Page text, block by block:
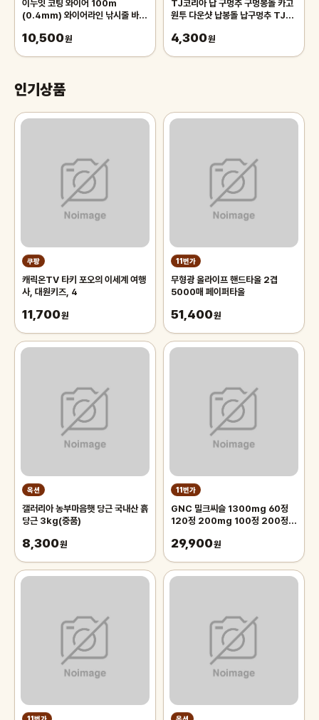
이누잇 코팅 와이어 100m
(0.4mm) 와이어라인 낚시줄 바다
10,500원
TJ코리아 납 구멍추 구멍봉돌 카고
원투 다운샷 납봉돌 납구멍추 TJ코
추 구
4,300원
인기상품
쿠팡
캐릭온TV 타키 포오의 이세계 여행
사, 대원키즈, 4
11,700원
11번가
무형광 올라이프 핸드타올 2겹
5000매 페이퍼타올
51,400원
옥션
갤러리아 농부마음햇 당근 국내산 흙
당근 3kg(중품)
8,300원
11번가
GNC 밀크씨슬 1300mg 60정
120정 200mg 100정 200정
29,900원